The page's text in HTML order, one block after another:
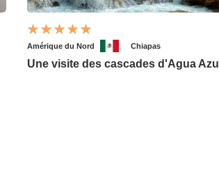
Amérique du Nord Chiapas
Une visite des cascades d'Agua Azul